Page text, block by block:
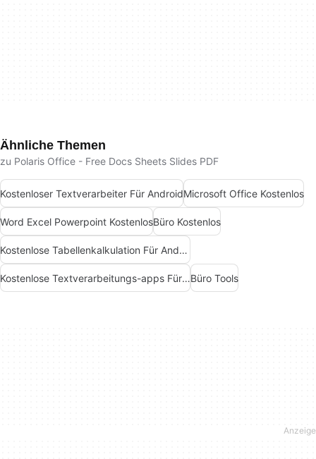
Ähnliche Themen
zu Polaris Office - Free Docs Sheets Slides PDF
Kostenloser Textverarbeiter Für AndroidMicrosoft Office Kostenlos
Word Excel Powerpoint KostenlosBüro Kostenlos
Kostenlose Tabellenkalkulation Für Android
Kostenlose Textverarbeitungs-apps Für AndroidBüro Tools